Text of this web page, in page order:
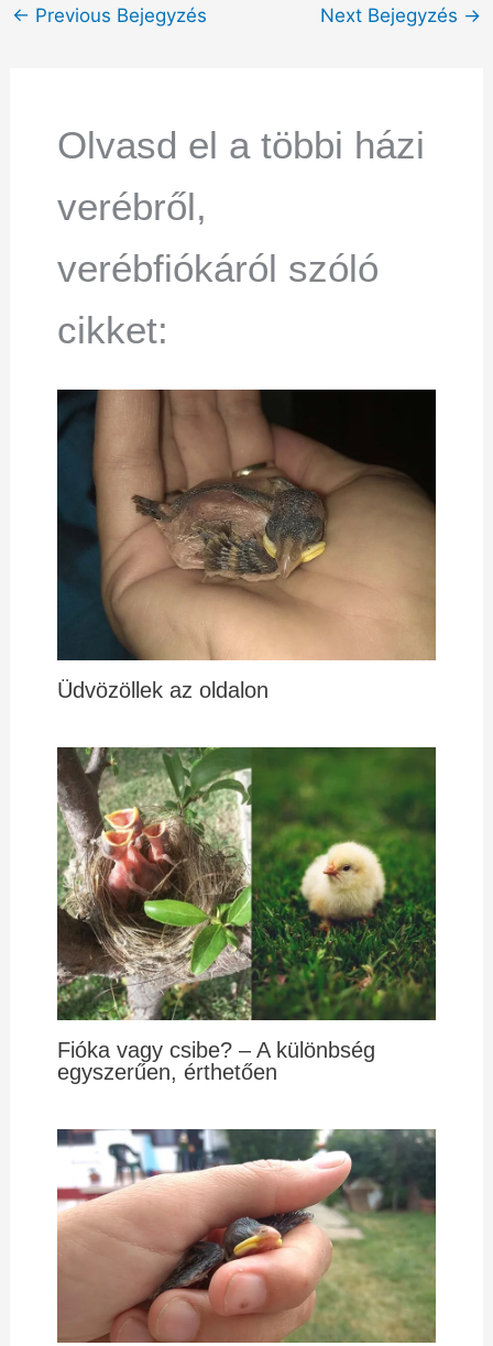
← Previous Bejegyzés Next Bejegyzés →
Olvasd el a többi házi
verébről,
verébfiókáról szóló
cikket:
Üdvözöllek az oldalon
Fióka vagy csibe? – A különbség
egyszerűen, érthetően